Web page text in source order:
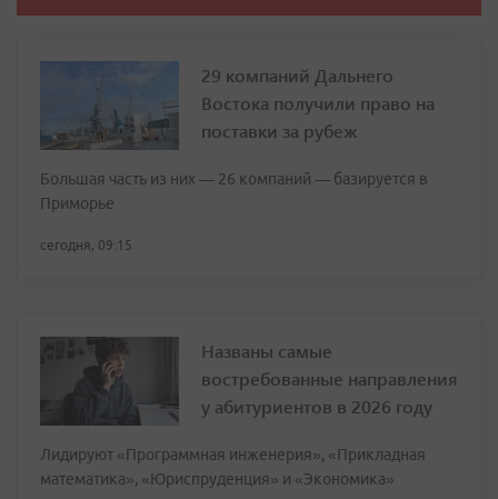
29 компаний Дальнего
Востока получили право на
поставки за рубеж
Большая часть из них — 26 компаний — базируется в
Приморье
сегодня, 09:15
Названы самые
востребованные направления
у абитуриентов в 2026 году
Лидируют «Программная инженерия», «Прикладная
математика», «Юриспруденция» и «Экономика»